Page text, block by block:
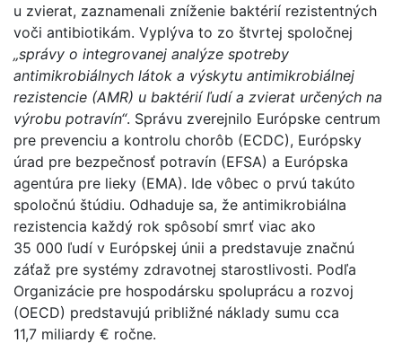
u zvierat, zaznamenali zníženie baktérií rezistentných
voči antibiotikám. Vyplýva to zo štvrtej spoločnej
„správy o integrovanej analýze spotreby
antimikrobiálnych látok a výskytu antimikrobiálnej
rezistencie (AMR) u baktérií ľudí a zvierat určených na
výrobu potravín“. Správu zverejnilo Európske centrum
pre prevenciu a kontrolu chorôb (ECDC), Európsky
úrad pre bezpečnosť potravín (EFSA) a Európska
agentúra pre lieky (EMA). Ide vôbec o prvú takúto
spoločnú štúdiu. Odhaduje sa, že antimikrobiálna
rezistencia každý rok spôsobí smrť viac ako
35 000 ľudí v Európskej únii a predstavuje značnú
záťaž pre systémy zdravotnej starostlivosti. Podľa
Organizácie pre hospodársku spoluprácu a rozvoj
(OECD) predstavujú približné náklady sumu cca
11,7 miliardy € ročne.